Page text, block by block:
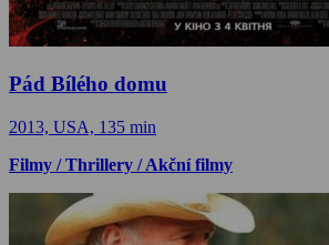
Pád Bílého domu
2013, USA, 135 min
Filmy / Thrillery / Akční filmy